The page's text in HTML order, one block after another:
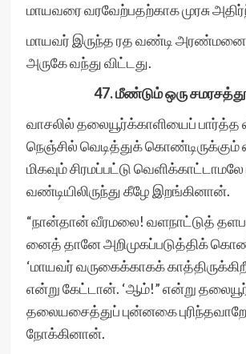
மாயவரை வரவேற்பதற்காக முரசு
மாயவர் இருந்த ரத வண்டி அரண்மனை
அருகே வந்து விட்டது.
47. மீண்டும் ஒரு
வாசலில் தலையூர்க்காளியைப்
நெஞ்சில் வெடித்துக் கொண்டிருக்கும்
மிகவும் சிரமப்பட்டு
வண்டியிலிருந்து கீழே இறங்கினான்.
“நான்தான் வீரமலை! வளநாட்டுத்
னைத் தானே அறிமுகப்படுத்திக்
‘மாயவர் வருகைக்காகக்
என்று கேட்டான். ‘ஆம்!” என்று
தலையசைத்துப் புன்னகை
நோக்கினான்.